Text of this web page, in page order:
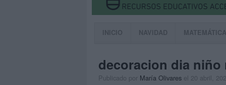
INICIO NAVIDAD
decoracion dia niño
Publicado por María Olivares el 20 abril,